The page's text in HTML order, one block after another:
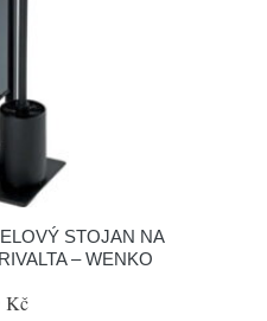
STOJAN NA
– WENKO
Kč